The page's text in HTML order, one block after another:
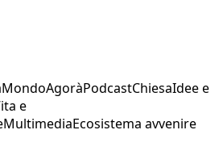
MondoAgoràPodcastChiesaIdee e
e
MultimediaEcosistema avvenire